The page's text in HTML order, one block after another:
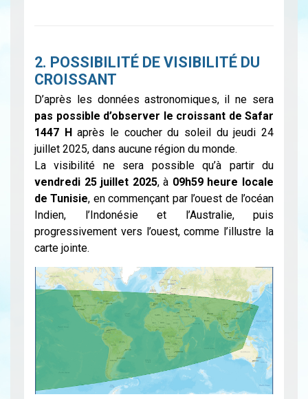
2. POSSIBILITÉ DE VISIBILITÉ DU
CROISSANT
D’après les données astronomiques, il ne sera
pas possible d’observer le croissant de Safar
1447 Haprès le coucher du soleil du jeudi 24
juillet 2025, dans aucune région du monde.
La visibilité ne sera possible qu’à partir du
vendredi 25 juillet 2025, à 09h59 heure locale
de Tunisie, en commençant par l’ouest de l’océan
Indien, l’Indonésie et l’Australie, puis
progressivement vers l’ouest, comme l’illustre la
carte jointe.